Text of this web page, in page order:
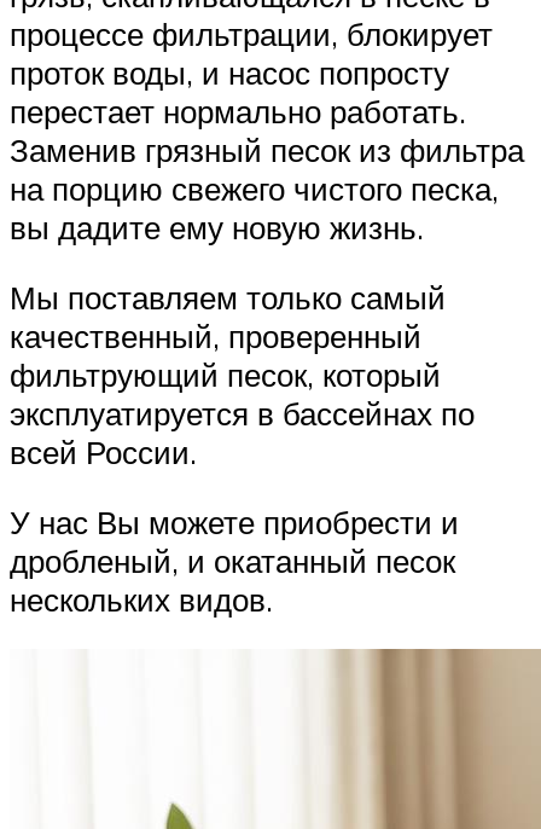
процессе фильтрации, блокирует
проток воды, и насос попросту
перестает нормально работать.
Заменив грязный песок из фильтра
на порцию свежего чистого песка,
вы дадите ему новую жизнь.
Мы поставляем только самый
качественный, проверенный
фильтрующий песок, который
эксплуатируется в бассейнах по
всей России.
У нас Вы можете приобрести и
дробленый, и окатанный песок
нескольких видов.